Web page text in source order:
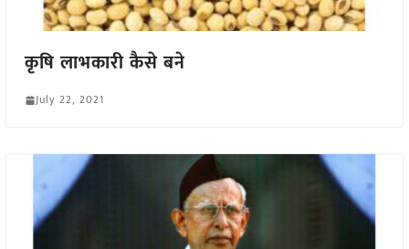
कृषि लाभकारी कैसे बने
July 22, 2021